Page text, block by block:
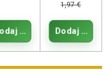
do koszyka
1,97 €
Dodaj do